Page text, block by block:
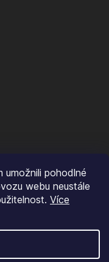
umožnili pohodlné
webu neustále
Více